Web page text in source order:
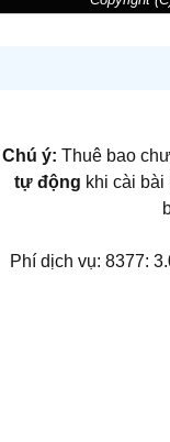
Chú ý: Thuê bao
tự động khi cài
Phí dịch vụ: 8377: